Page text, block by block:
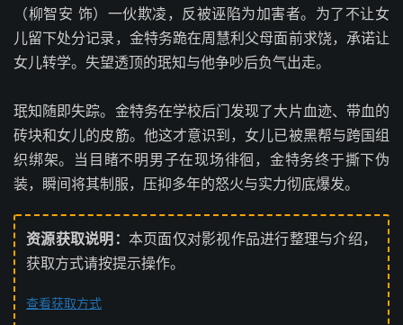
（柳智安 饰）一伙欺凌，反被诬陷为加害者。为了不让女
儿留下处分记录，金特务跪在周慧利父母面前求饶，承诺让
女儿转学。失望透顶的珉知与他争吵后负气出走。
珉知随即失踪。金特务在学校后门发现了大片血迹、带血的
砖块和女儿的皮筋。他这才意识到，女儿已被黑帮与跨国组
织绑架。当目睹不明男子在现场徘徊，金特务终于撕下伪
装，瞬间将其制服，压抑多年的怒火与实力彻底爆发。
资源获取说明： 本页面仅对影视作品进行整理与介绍，
获取方式请按提示操作。
查看获取方式